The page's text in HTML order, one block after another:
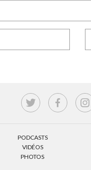
PODCASTS
VIDÉOS
PHOTOS